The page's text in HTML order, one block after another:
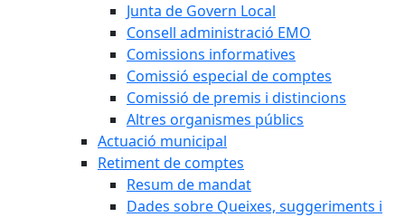
Junta de Govern Local
Consell administració EMO
Comissions informatives
Comissió especial de comptes
Comissió de premis i distincions
Altres organismes públics
Actuació municipal
Retiment de comptes
Resum de mandat
Dades sobre Queixes, suggeriments i